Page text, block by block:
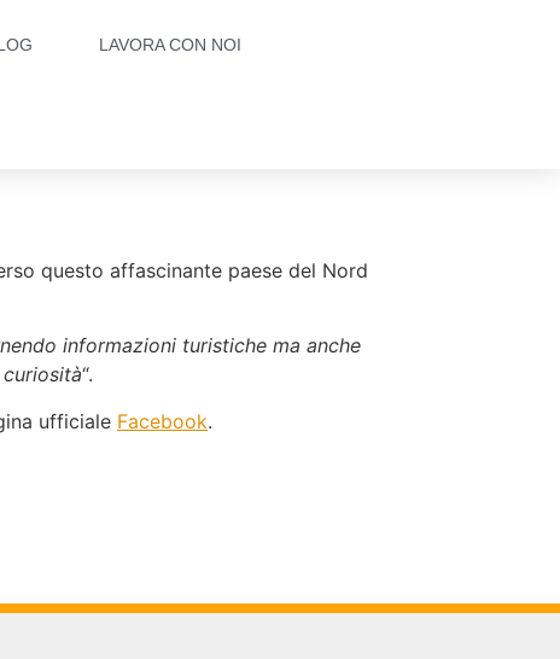
LAVORA CON NOI
questo affascinante paese del Nord
informazioni turistiche ma anche
“.
ufficiale Facebook.